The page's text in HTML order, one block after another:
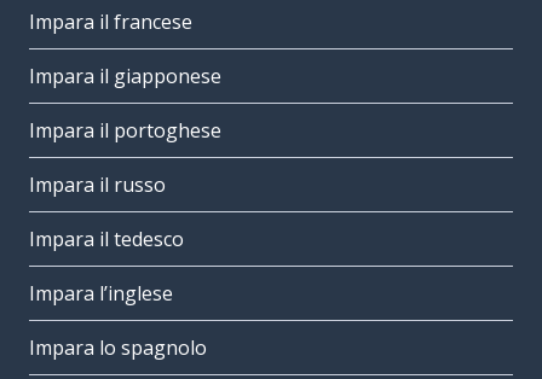
Impara il francese
Impara il giapponese
Impara il portoghese
Impara il russo
Impara il tedesco
Impara l’inglese
Impara lo spagnolo